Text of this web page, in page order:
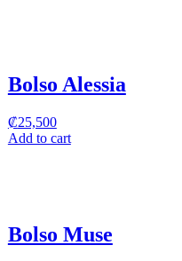
Bolso Alessia
₡25,500
Add to cart
Bolso Muse